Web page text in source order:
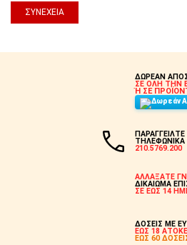
ΣΥΝΈΧΕΙΑ
ΔΩΡΕΑΝ
ΣΕ ΟΛΗ ΤΗΝ
Ή ΣΕ
ΠΑΡΑΓΓΕΙΛΤΕ
ΤΗΛΕΦΩΝΙΚΑ
210.5769.200
ΑΛΛΑΞΑΤΕ
ΔΙΚΑΙΩΜΑ
ΣΕ ΕΩΣ 14
ΔΟΣΕΙΣ ΜΕ
ΕΩΣ 18
ΕΩΣ 60